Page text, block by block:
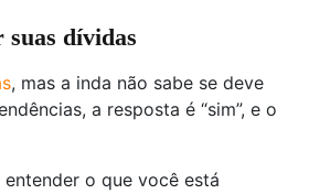
suas dívidas
, mas a inda não sabe se deve
a resposta é “sim”, e o
o que você está